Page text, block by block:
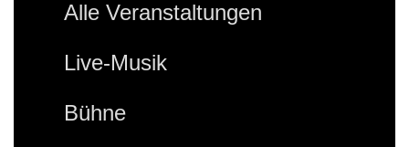
Alle Veranstaltungen
Live-Musik
Bühne